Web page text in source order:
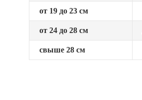
от 19 до 23 см
от 24 до 28 см
свыше 28 см